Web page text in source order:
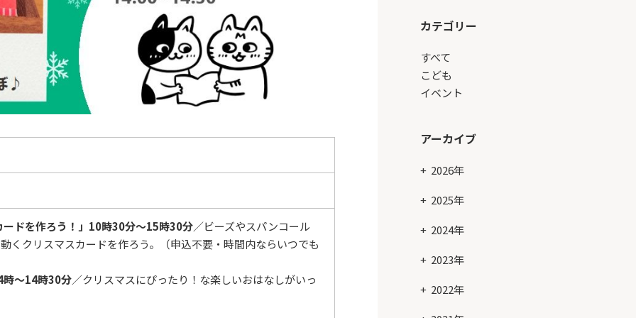
カテゴリー
すべて
こども
イベント
アーカイブ
2026年
2025年
2024年
2023年
2022年
ドを作ろう！」10時30分～15時30分／ビーズやスパンコール
くクリスマスカードを作ろう。（申込不要・時間内ならいつでも
時～14時30分／クリスマスにぴったり！な楽しいおはなしがいっ